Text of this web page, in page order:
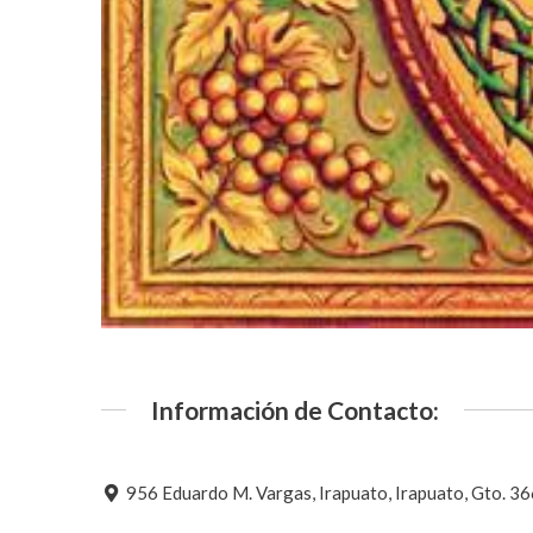
Información de Contacto:
956 Eduardo M. Vargas, Irapuato, Irapuato, Gto.